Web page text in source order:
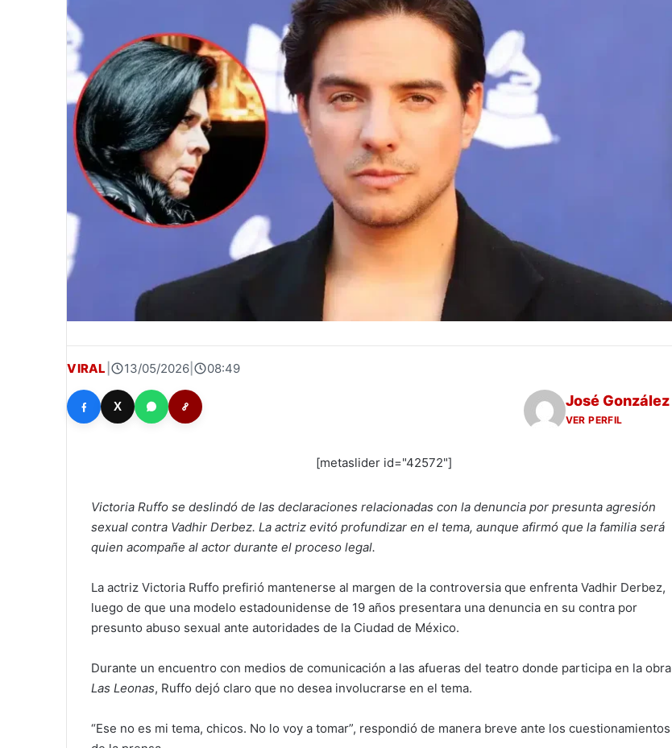
VIRAL 13/05/2026| 08:49
X José González
VER PERFIL
[metaslider id="42572"]
Victoria Ruffo se deslindó de las declaraciones relacionadas con la denuncia por presunta agresión
sexual contra Vadhir Derbez. La actriz evitó profundizar en el tema, aunque afirmó que la familia será
quien acompañe al actor durante el proceso legal.
La actriz Victoria Ruffo prefirió mantenerse al margen de la controversia que enfrenta Vadhir Derbez,
luego de que una modelo estadounidense de 19 años presentara una denuncia en su contra por
presunto abuso sexual ante autoridades de la Ciudad de México.
Durante un encuentro con medios de comunicación a las afueras del teatro donde participa en la obra
Las Leonas, Ruffo dejó claro que no desea involucrarse en el tema.
“Ese no es mi tema, chicos. No lo voy a tomar”, respondió de manera breve ante los cuestionamientos